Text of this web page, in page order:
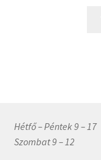
Hétfő – Péntek 9 – 17
Szombat 9 – 12